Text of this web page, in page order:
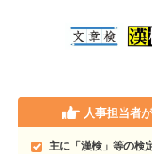
就活ニュースペ
人事担当者
主に「漢検」等の検